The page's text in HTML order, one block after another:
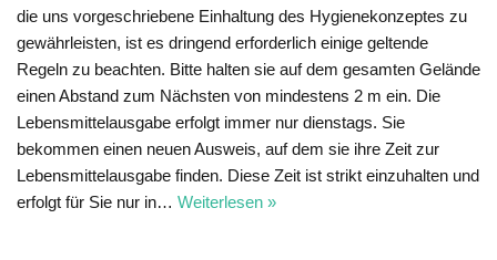
die uns vorgeschriebene Einhaltung des Hygienekonzeptes zu
gewährleisten, ist es dringend erforderlich einige geltende
Regeln zu beachten. Bitte halten sie auf dem gesamten Gelände
einen Abstand zum Nächsten von mindestens 2 m ein. Die
Lebensmittelausgabe erfolgt immer nur dienstags. Sie
bekommen einen neuen Ausweis, auf dem sie ihre Zeit zur
Lebensmittelausgabe finden. Diese Zeit ist strikt einzuhalten und
erfolgt für Sie nur in… Weiterlesen »